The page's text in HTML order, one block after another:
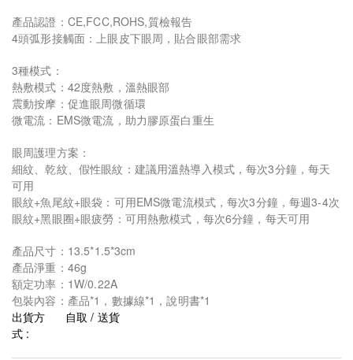
產品認證：CE,FCC,ROHS,質檢報告
4頭弧形接觸面：上眼皮下眼周，貼合眼部需求
3種模式：
熱敷模式：42度熱敷，溫熱眼部
震動按摩：促進眼周微循環
微電流：EMS微電流，助力膠原蛋白重生
眼周護理方案：
細紋、乾紋、假性眼紋：建議用溫熱導入模式，每次3分鐘，每天
可用
眼紋+魚尾紋+眼袋：可用EMS微電流模式，每次3分鐘，每週3-4次
眼紋+黑眼圈+眼疲勞：可用熱敷模式，每次6分鐘，每天可用
產品尺寸：13.5*1.5*3cm
產品淨重：46g
額定功率：1W/0.22A
包裝內容：產品*1，數據線*1，說明書*1
出貨方
式 :
自取 / 送貨